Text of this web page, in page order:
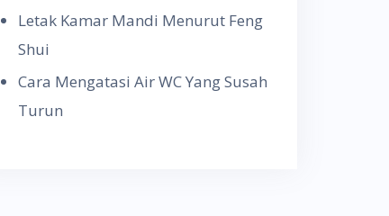
Letak Kamar Mandi Menurut Feng
Shui
Cara Mengatasi Air WC Yang Susah
Turun